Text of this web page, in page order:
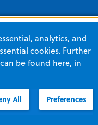
SOINS INTENSIFS
Thérapie de régulation
de la pression
intrathoracique (RPI)
analytics, and
cookies. Further
be found here, in
All Preferences